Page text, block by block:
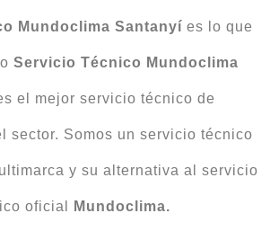
Mundoclima Santanyí es lo que
Servicio Técnico Mundoclima
el mejor servicio técnico de
sector. Somos un servicio técnico
y su alternativa al servicio
oficial Mundoclima.